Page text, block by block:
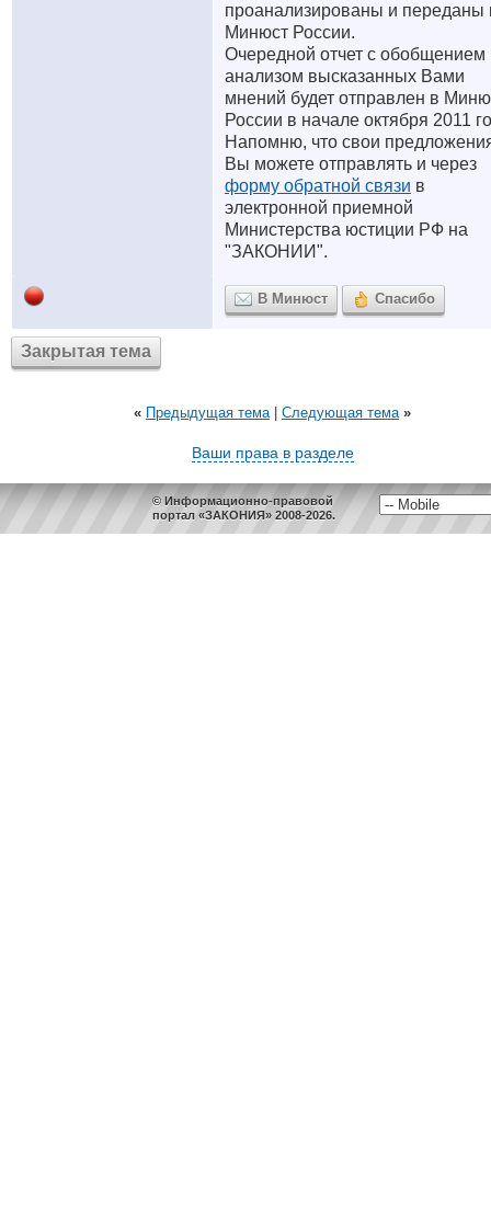
проанализированы и переданы
Минюст России.
Очередной отчет с обобщением
анализом высказанных Вами
мнений будет отправлен в
России в начале октября 2011
Напомню, что свои
Вы можете отправлять и через
форму обратной связи в
электронной приемной
Министерства юстиции РФ на
"ЗАКОНИИ".
В Минюст Спасибо
Закрытая тема
« Предыдущая тема| Следующая тема »
Ваши права в разделе
© Информационно-правовой
портал «ЗАКОНИЯ» 2008-2026.